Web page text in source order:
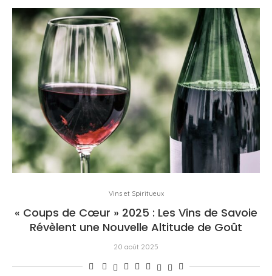
Vins et Spiritueux
« Coups de Cœur » 2025 : Les Vins de Savoie
Révèlent une Nouvelle Altitude de Goût
20 août 2025